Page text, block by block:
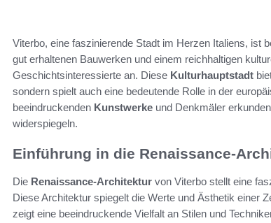
Viterbo, eine faszinierende Stadt im Herzen Italiens, ist
gut erhaltenen Bauwerken und einem reichhaltigen
Geschichtsinteressierte an. Diese Kulturhauptstadt
sondern spielt auch eine bedeutende Rolle in der
beeindruckenden Kunstwerke und Denkmäler
widerspiegeln.
Einführung in die Renaissance-
Die Renaissance-Architektur von Viterbo stellt eine
Diese Architektur spiegelt die Werte und Ästhetik einer
zeigt eine beeindruckende Vielfalt an Stilen und